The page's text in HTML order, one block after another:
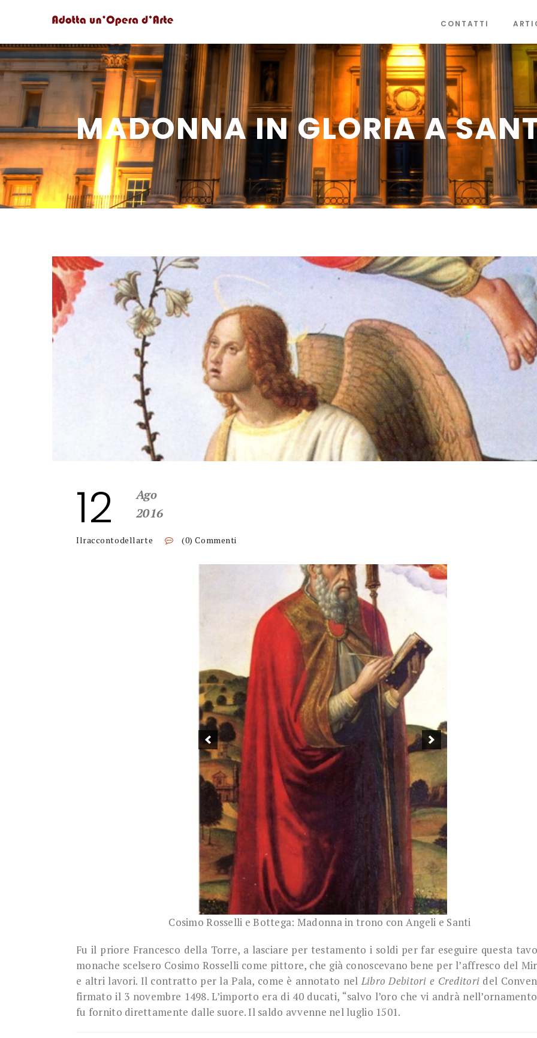
CONTATTI
MADONNA IN GLORIA A
12
Ago
2016
Ilraccontodellarte (0) Commenti
Cosimo Rosselli e Bottega: Madonna in trono con Angeli e Santi
Fu il priore Francesco della Torre, a lasciare per testamento i soldi per far eseguire questa
monache scelsero Cosimo Rosselli come pittore, che già conoscevano bene per l’affresco del
e altri lavori. Il contratto per la Pala, come è annotato nel Libro Debitori e Creditori del
firmato il 3 novembre 1498. L’importo era di 40 ducati, “salvo l’oro che vi andrà
fu fornito direttamente dalle suore. Il saldo avvenne nel luglio 1501.